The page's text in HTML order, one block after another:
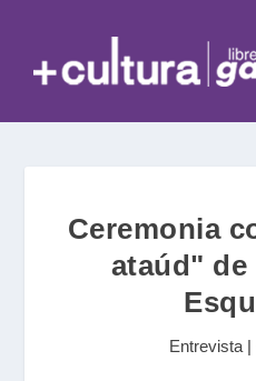
Ceremonia
ataúd" de
Entrevista |